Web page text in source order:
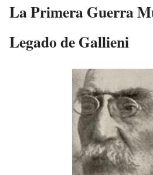
La Primera Guerra
Legado de Gallieni